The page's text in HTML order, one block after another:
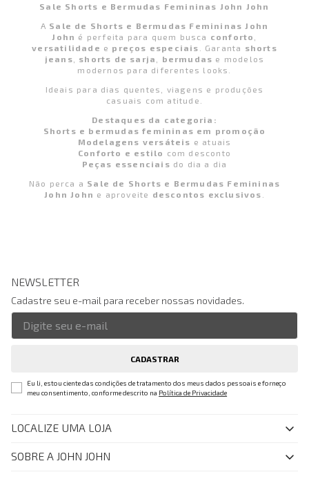
Sale Shorts e Bermudas Femininas John John
A Sale de Shorts e Bermudas Femininas John
John é perfeita para quem busca conforto
versatilidade e preços especiais . Garanta shorts
jeans
shorts de sarja bermudas e modelos
modernos para diferentes looks.
Ideais para dias quentes, viagens e produções
casuais com atitude.
Destaques da categoria:
Shorts e bermudas femininas em promoção
Modelagens versáteis e atuais
Conforto e estilo com desconto
Peças essenciais do dia a dia
Não perca a Sale de Shorts e Bermudas Femininas
John John e aproveite descontos exclusivos
NEWSLETTER
Cadastre seu e-mail para receber nossas novidades.
CADASTRAR
Eu li, estou ciente das condições de tratamento dos meus dados pessoais e forneço
meu consentimento, conforme descrito na Política de Privacidade
LOCALIZE UMA LOJA
SOBRE A JOHN JOHN